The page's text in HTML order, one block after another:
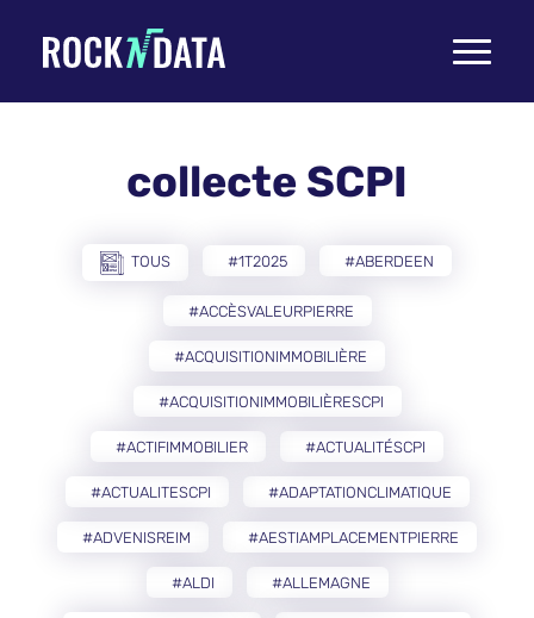
Toggle
collecte SCPI
TOUS #1T2025 #ABERDEEN
#ACCÈSVALEURPIERRE
#ACQUISITIONIMMOBILIÈRE
#ACQUISITIONIMMOBILIÈRESCPI
#ACTIFIMMOBILIER #ACTUALITÉSCPI
#ACTUALITESCPI #ADAPTATIONCLIMATIQUE
#ADVENISREIM #AESTIAMPLACEMENTPIERRE
#ALDI #ALLEMAGNE